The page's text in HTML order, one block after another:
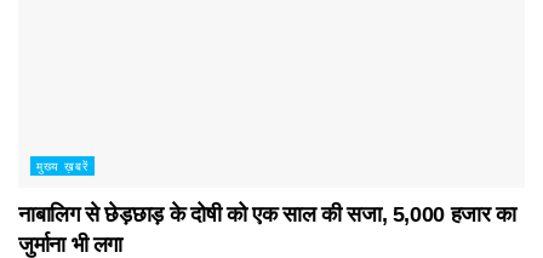
मुख्य ख़बरें
नाबालिग से छेड़छाड़ के दोषी को एक साल की सजा, 5,000 हजार का
जुर्माना भी लगा